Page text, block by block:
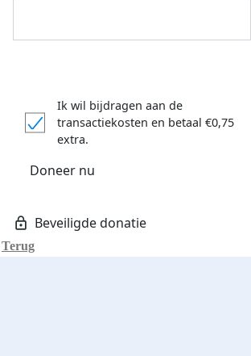
Donateurs bedankt
Terug
Ik wil bijdragen aan de
transactiekosten en betaal €0,75
extra.
Doneer nu